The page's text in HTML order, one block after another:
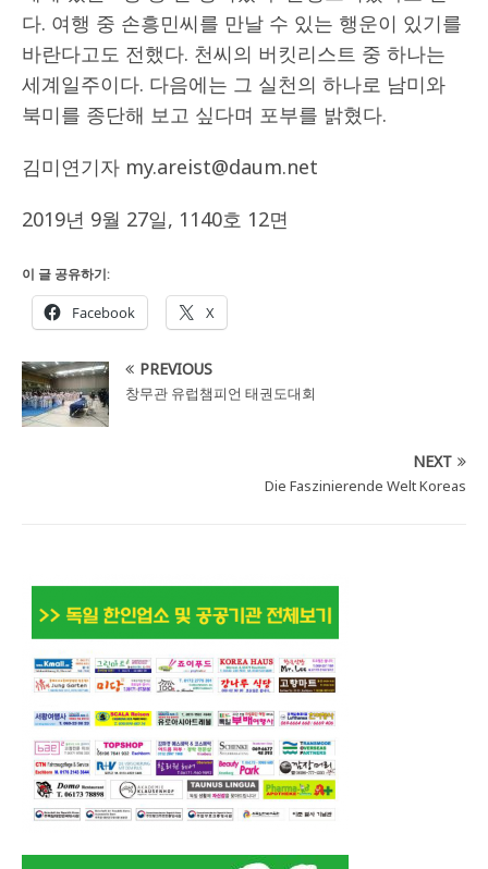
다. 여행 중 손흥민씨를 만날 수 있는 행운이 있기를
바란다고도 전했다. 천씨의 버킷리스트 중 하나는
세계일주이다. 다음에는 그 실천의 하나로 남미와
북미를 종단해 보고 싶다며 포부를 밝혔다.
김미연기자 my.areist@daum.net
2019년 9월 27일, 1140호 12면
이 글 공유하기:
Facebook X
PREVIOUS
창무관 유럽챔피언 태권도대회
NEXT
Die Faszinierende Welt Koreas